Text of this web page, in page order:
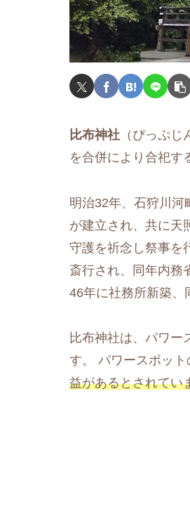
比布神社 （ぴっぷ
を合併により合祀す
明治32年、石狩川河
が建立され、共に天
守護を祈念し祭事を
斎行され、同年内務
46年に社務所新築、
比布神社は、パワー
す。 パワースポット
益があるとされてい